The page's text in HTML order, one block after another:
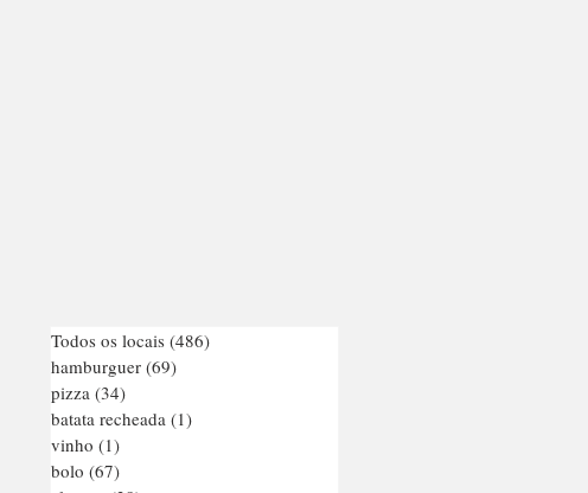
Todos os locais (486)
hamburguer (69)
pizza (34)
batata recheada (1)
vinho (1)
bolo (67)